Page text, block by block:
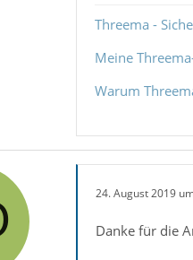
Threema -
Meine
Warum
24. August 2019
Danke für die